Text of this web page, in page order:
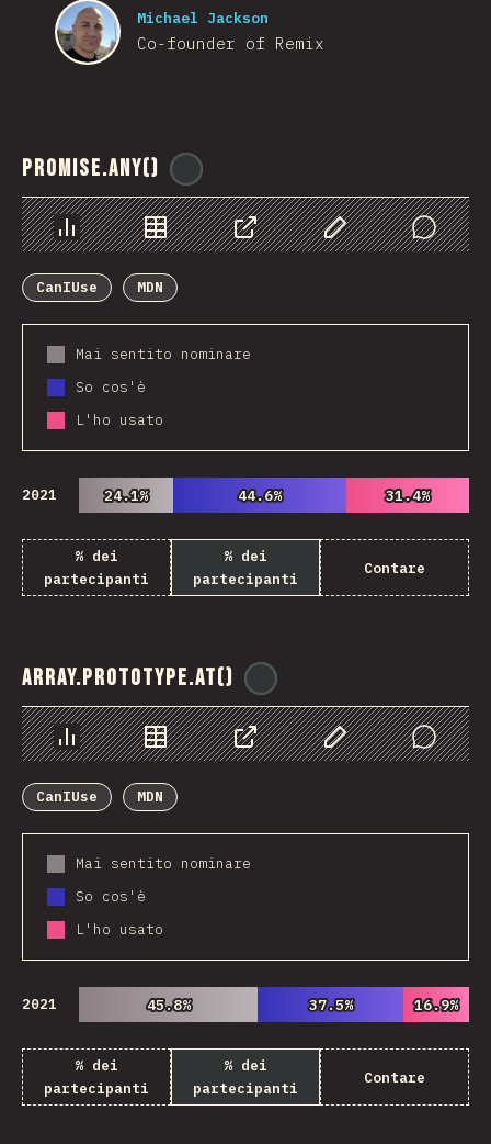
Michael Jackson
Co-founder of Remix
Promise.any()
Grafico Dati CondividerePersonalizza i dati
Comments
CanIUse
MDN
Mai sentito nominare
So cos'è
L'ho usato
2021 24.1%
24.1% 44.6%
44.6% 31.4%
31.4%
% dei
partecipanti
% dei
partecipanti
Contare
Array.prototype.at()
Grafico Dati CondividerePersonalizza i dati
Comments
CanIUse
MDN
Mai sentito nominare
So cos'è
L'ho usato
2021 45.8%
45.8% 37.5%
37.5% 16.9%
16.9%
% dei
partecipanti
% dei
partecipanti
Contare